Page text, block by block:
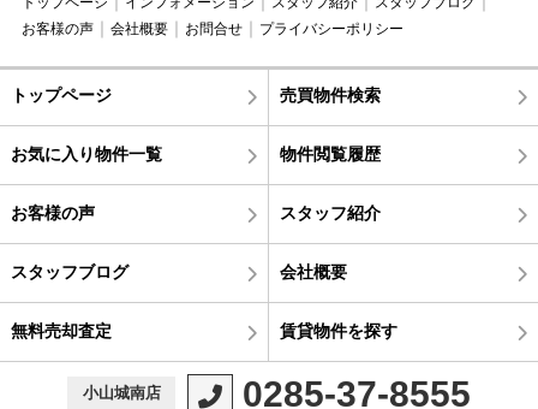
お客様の声
会社概要 お問合せ プライバシーポリシー
トップページ 売買物件検索
お気に入り物件一覧 物件閲覧履歴
お客様の声 スタッフ紹介
スタッフブログ 会社概要
無料売却査定 賃貸物件を探す
小山城南店 0285-37-8555